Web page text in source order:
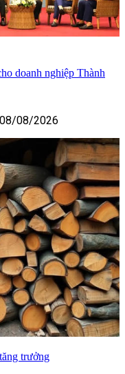
doanh nghiệp Thành
08/08/2026
trưởng